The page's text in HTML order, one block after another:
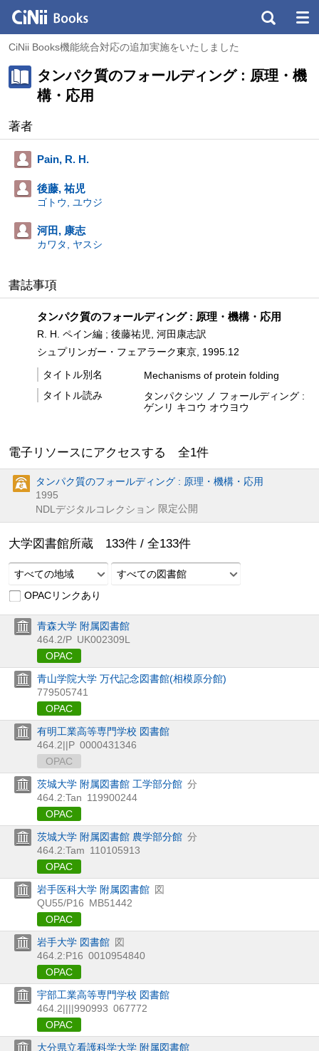
CiNii Books機能統合対応の追加実施をいたしました
タンパク質のフォールディング : 原理・機
構・応用
著者
Pain, R. H.
後藤, 祐児
ゴトウ, ユウジ
河田, 康志
カワタ, ヤスシ
書誌事項
タンパク質のフォールディング : 原理・機構・応用
R. H. ペイン編 ; 後藤祐児, 河田康志訳
シュプリンガー・フェアラーク東京, 1995.12
タイトル別名
Mechanisms of protein folding
タイトル読み
タンパクシツ ノ フォールディング :
ゲンリ キコウ オウヨウ
電子リソースにアクセスする 全1件
タンパク質のフォールディング : 原理・機構・応用
1995
NDLデジタルコレクション 限定公開
大学図書館所蔵 133件 / 全133件
すべての地域
すべての図書館
OPACリンクあり
青森大学 附属図書館
464.2/P UK002309L
OPAC
青山学院大学 万代記念図書館(相模原分館)
779505741
OPAC
有明工業高等専門学校 図書館
464.2||P 0000431346
OPAC
茨城大学 附属図書館 工学部分館 分
464.2:Tan 119900244
OPAC
茨城大学 附属図書館 農学部分館 分
464.2:Tam 110105913
OPAC
岩手医科大学 附属図書館 図
QU55/P16 MB51442
OPAC
岩手大学 図書館 図
464.2:P16 0010954840
OPAC
宇部工業高等専門学校 図書館
464.2||||990993 067772
OPAC
大分県立看護科学大学 附属図書館